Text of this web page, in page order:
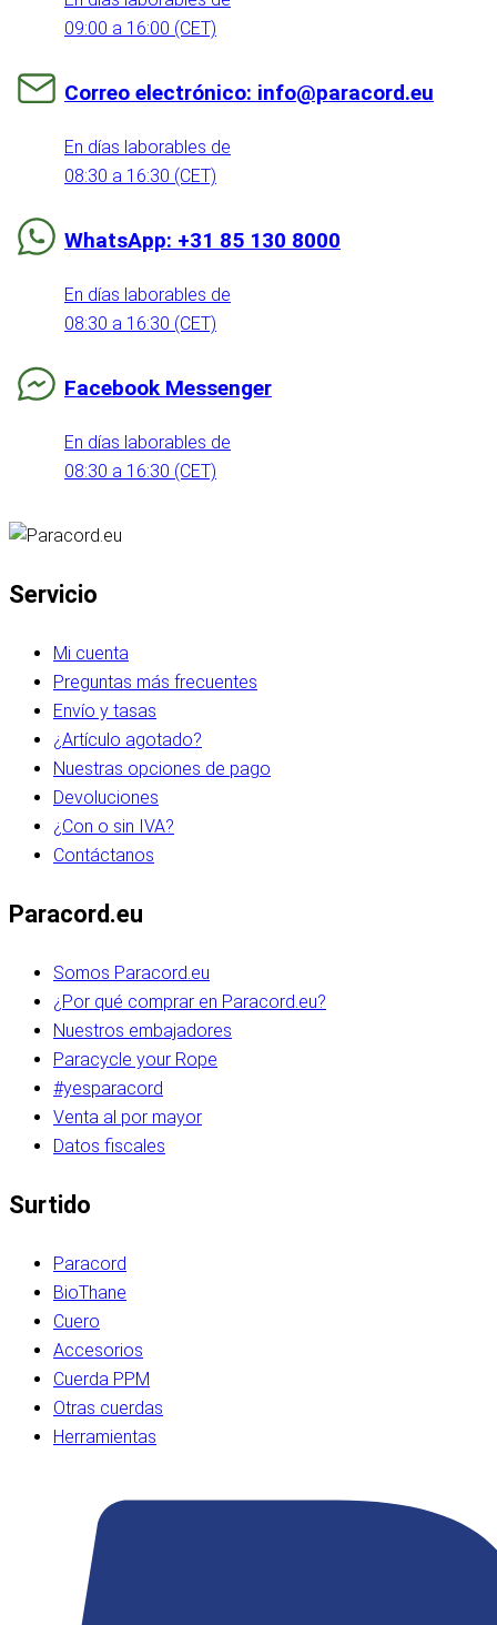
09:00 a 16:00 (CET)
Correo electrónico: info@paracord.eu
En días laborables de
08:30 a 16:30 (CET)
WhatsApp: +31 85 130 8000
En días laborables de
08:30 a 16:30 (CET)
Facebook Messenger
En días laborables de
08:30 a 16:30 (CET)
Servicio
Mi cuenta
Preguntas más frecuentes
Envío y tasas
¿Artículo agotado?
Nuestras opciones de pago
Devoluciones
¿Con o sin IVA?
Contáctanos
Paracord.eu
Somos Paracord.eu
¿Por qué comprar en Paracord.eu?
Nuestros embajadores
Paracycle your Rope
#yesparacord
Venta al por mayor
Datos fiscales
Surtido
Paracord
BioThane
Cuero
Accesorios
Cuerda PPM
Otras cuerdas
Herramientas